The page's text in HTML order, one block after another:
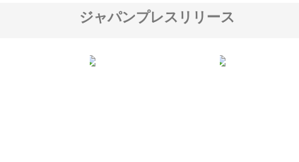
ジャパンプレスリリース